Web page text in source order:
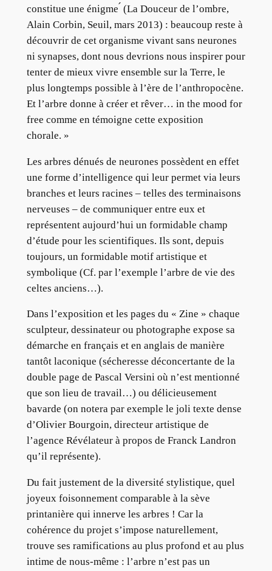
constitue une énigme ́ (La Douceur de l’ombre,
Alain Corbin, Seuil, mars 2013) : beaucoup reste à
découvrir de cet organisme vivant sans neurones
ni synapses, dont nous devrions nous inspirer pour
tenter de mieux vivre ensemble sur la Terre, le
plus longtemps possible à l’ère de l’anthropocène.
Et l’arbre donne à créer et rêver… in the mood for
free comme en témoigne cette exposition
chorale. »
Les arbres dénués de neurones possèdent en effet
une forme d’intelligence qui leur permet via leurs
branches et leurs racines – telles des terminaisons
nerveuses – de communiquer entre eux et
représentent aujourd’hui un formidable champ
d’étude pour les scientifiques. Ils sont, depuis
toujours, un formidable motif artistique et
symbolique (Cf. par l’exemple l’arbre de vie des
celtes anciens…).
Dans l’exposition et les pages du « Zine » chaque
sculpteur, dessinateur ou photographe expose sa
démarche en français et en anglais de manière
tantôt laconique (sécheresse déconcertante de la
double page de Pascal Versini où n’est mentionné
que son lieu de travail…) ou délicieusement
bavarde (on notera par exemple le joli texte dense
d’Olivier Bourgoin, directeur artistique de
l’agence Révélateur à propos de Franck Landron
qu’il représente).
Du fait justement de la diversité stylistique, quel
joyeux foisonnement comparable à la sève
printanière qui innerve les arbres ! Car la
cohérence du projet s’impose naturellement,
trouve ses ramifications au plus profond et au plus
intime de nous-même : l’arbre n’est pas un